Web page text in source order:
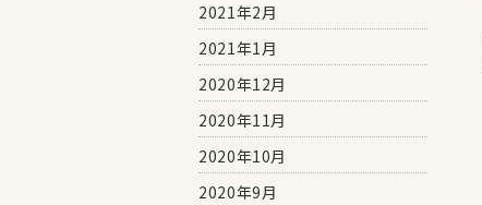
2021年2月
2021年1月
2020年12月
2020年11月
2020年10月
2020年9月